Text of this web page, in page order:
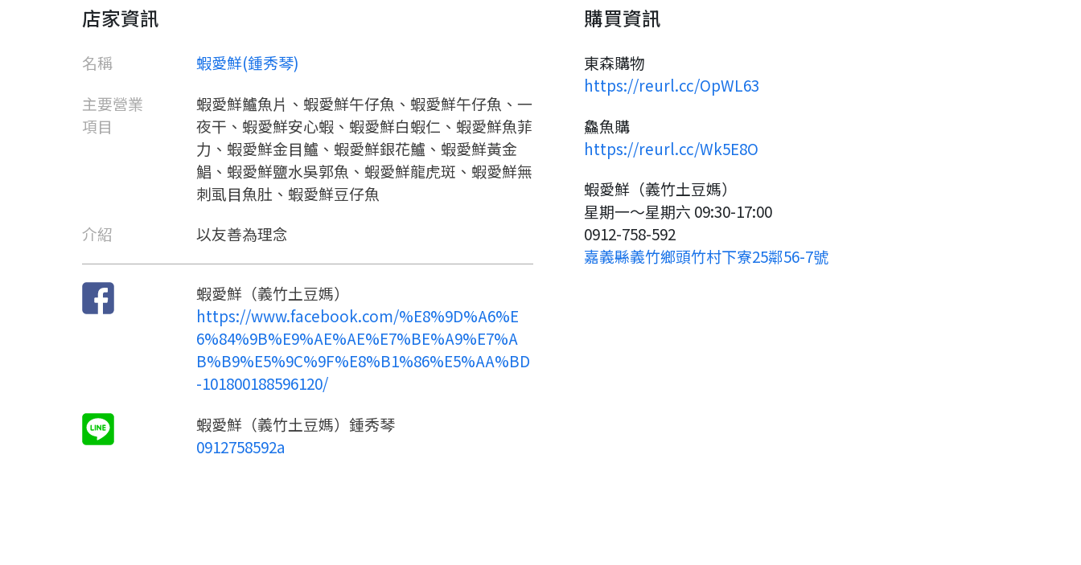
店家資訊
名稱
蝦愛鮮(鍾秀琴)
主要營業
項目
蝦愛鮮鱸魚片、蝦愛鮮午仔魚、蝦愛鮮午仔魚、一
夜干、蝦愛鮮安心蝦、蝦愛鮮白蝦仁、蝦愛鮮魚菲
力、蝦愛鮮金目鱸、蝦愛鮮銀花鱸、蝦愛鮮黃金
鯧、蝦愛鮮鹽水吳郭魚、蝦愛鮮龍虎斑、蝦愛鮮無
刺虱目魚肚、蝦愛鮮豆仔魚
介紹
以友善為理念
蝦愛鮮（義竹土豆媽）
https://www.facebook.com/%E8%9D%A6%E
6%84%9B%E9%AE%AE%E7%BE%A9%E7%A
B%B9%E5%9C%9F%E8%B1%86%E5%AA%BD
-101800188596120/
蝦愛鮮（義竹土豆媽）鍾秀琴
0912758592a
購買資訊
東森購物
https://reurl.cc/OpWL63
鱻魚購
https://reurl.cc/Wk5E8O
蝦愛鮮（義竹土豆媽）
星期一～星期六 09:30-17:00
0912-758-592
嘉義縣義竹鄉頭竹村下寮25鄰56-7號
繼續註冊
點擊加入 LINE 好友
返回 繼續註冊
開始填寫申請資料吧~
返回首頁
要申請新產品嗎？
查看申請進度
返回首頁
如果你已經準備好了，
點擊「直接申請」按鈕開始填寫
直接申請